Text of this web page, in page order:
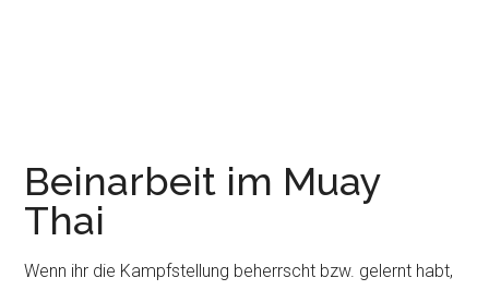
Beinarbeit im Muay
Thai
Wenn ihr die Kampfstellung beherrscht bzw. gelernt habt,